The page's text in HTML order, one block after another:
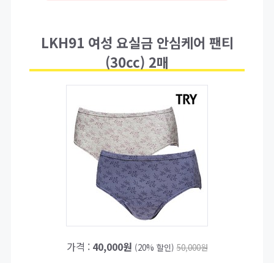
LKH91 여성 요실금 안심케어 팬티
(30cc) 2매
가격 : 40,000원 (20% 할인) 50,000원